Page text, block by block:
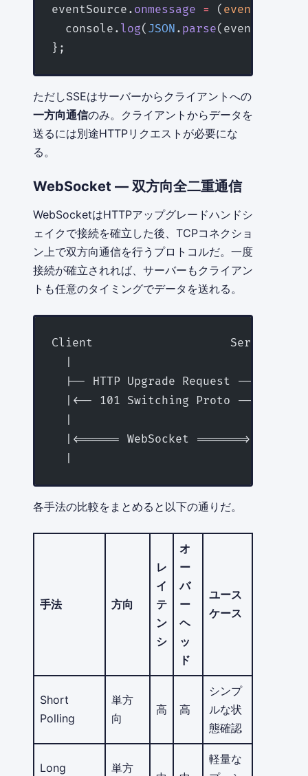
eventSource. onmessage = ( event
  console.
log( JSON . parse
};
ただしSSEはサーバーからクライアントへの
一方向通信のみ。クライアントからデータを
送るには別途HTTPリクエストが必要にな
る。
WebSocket — 双方向全二重通信
WebSocketはHTTPアップグレードハンドシ
ェイクで接続を確立した後、TCPコネクショ
ン上で双方向通信を行うプロトコルだ。一度
接続が確立されれば、サーバーもクライアン
トも任意のタイミングでデータを送れる。
Client                    Server
  |-- HTTP Upgrade Request -->|
  |<-- 101 Switching Proto --|
|<====== WebSocket =======>|  ← 双方
各手法の比較をまとめると以下の通りだ。
手法 方向
レ
イ
テ
ン
シ
オ
ー
バ
ー
ヘ
ッ
ド
ユース
ケース
Short
Polling
単方
向
高 高
シンプ
ルな状
態確認
Long 単方
軽量な